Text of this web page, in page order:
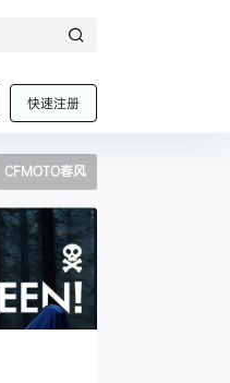
快速注册
CFMOTO春风